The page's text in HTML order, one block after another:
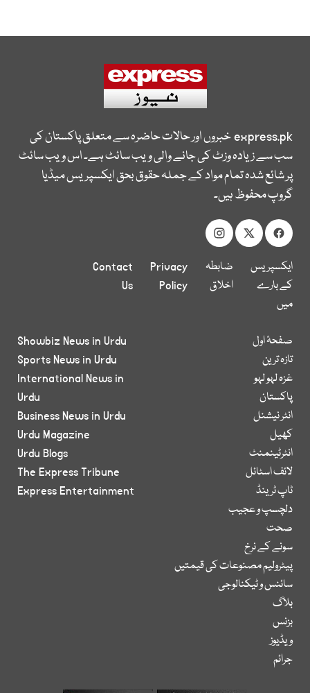
express.pkخبروں اور حالات حاضرہ سے متعلق پاکستان کی
سب سے زیادہ وزٹ کی جانے والی ویب سائٹ ہے۔ اس ویب سائٹ
پر شائع شدہ تمام مواد کے جملہ حقوق بحق ایکسپریس میڈیا
گروپ محفوظ ہیں۔
ایکسپریس
کے بارے
میں
ضابطہ
اخلاق
Privacy
Policy
Contact
Us
صفحۂ اول
تازہ ترین
غزہ لہو لہو
پاکستان
انٹر نیشنل
کھیل
انٹرٹینمنٹ
لائف اسٹائل
ٹاپ ٹرینڈ
دلچسپ و عجیب
صحت
سونے کے نرخ
پیٹرولیم مصنوعات کی قیمتیں
سائنس و ٹیکنالوجی
بلاگ
بزنس
ویڈیوز
جرائم
Showbiz News in Urdu
Sports News in Urdu
International News in
Urdu
Business News in Urdu
Urdu Magazine
Urdu Blogs
The Express Tribune
Express Entertainment